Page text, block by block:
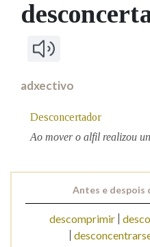
Facebook
TwitterYoutubeInstagram
Bluesky
BUSCAR NOS LEMAS
Comeza por
BUSCAR NO CONTIDO
Nas definicións
adxectivo
Desconcertador
Ao mover o alfil realizou
Antes e despois
descomprimir